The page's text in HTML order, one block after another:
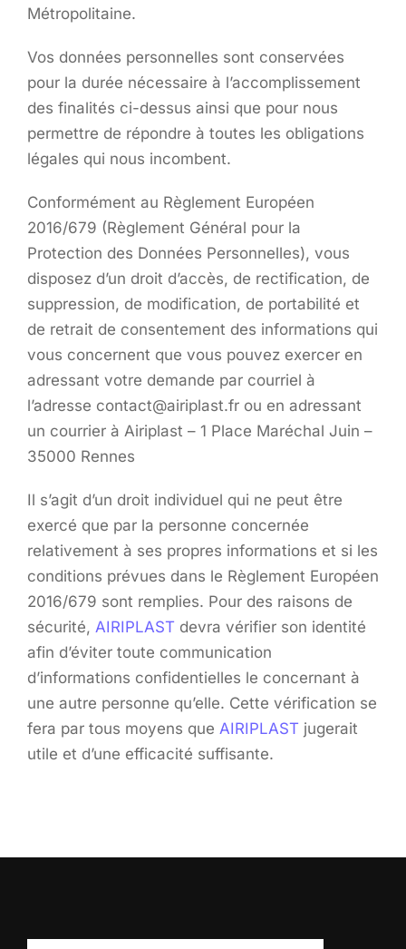
Métropolitaine.
Vos données personnelles sont conservées
pour la durée nécessaire à l’accomplissement
des finalités ci-dessus ainsi que pour nous
permettre de répondre à toutes les obligations
légales qui nous incombent.
Conformément au Règlement Européen
2016/679 (Règlement Général pour la
Protection des Données Personnelles), vous
disposez d’un droit d’accès, de rectification, de
suppression, de modification, de portabilité et
de retrait de consentement des informations qui
vous concernent que vous pouvez exercer en
adressant votre demande par courriel à
l’adresse contact@airiplast.fr ou en adressant
un courrier à Airiplast – 1 Place Maréchal Juin –
35000 Rennes
Il s’agit d’un droit individuel qui ne peut être
exercé que par la personne concernée
relativement à ses propres informations et si les
conditions prévues dans le Règlement Européen
2016/679 sont remplies. Pour des raisons de
sécurité, AIRIPLAST devra vérifier son identité
afin d’éviter toute communication
d’informations confidentielles le concernant à
une autre personne qu’elle. Cette vérification se
fera par tous moyens que AIRIPLAST jugerait
utile et d’une efficacité suffisante.